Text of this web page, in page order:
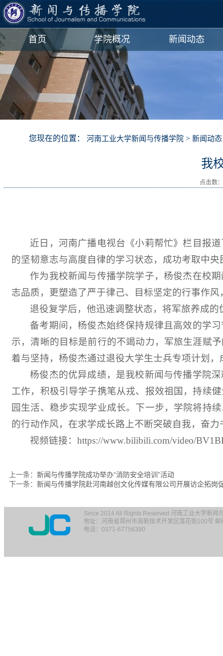
首页 学院概况 新闻动态
您现在的位置： 河南工业大学新闻与传播学院 > 新闻动态
我
点击数：
近日，河南广播电视台《小莉帮忙》栏目报
的坚韧意志与高度自律的学习状态，成功考取中
作为我校新闻与传播学院学子，杨俊杰在校
志品质，更塑造了严于律己、目标坚定的行事作
退役复学后，他迅速调整状态，将军旅养成
备考期间，杨俊杰始终保持规律且高效的学
示，清晰的目标是前行的不竭动力，军旅生涯赋
着与坚持，杨俊杰通过退役大学生士兵专项计划
杨俊杰的优异成绩，是我校新闻与传播学院
工作，积极引导学子携笔从戎、报效祖国，持续
园生活、稳步实现学业成长。下一步，学院将持
的行动作风，在求学成长路上不断突破自我，奋
视频链接：https://www.bilibili.com/video/
上一条： 新闻与传播学院成功举办“消防安全培训”活动
下一条： 新闻与传播学院赴河南越创文化传媒有限公司开展访企拓岗
Since 2014 All Rights Reserved 河南工业大学新闻
地址：河南省郑州市高新技术开发区莲花街100号
电话：0371-67756380